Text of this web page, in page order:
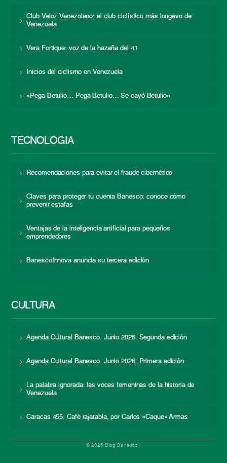
Club Veloz Venezolano: el club ciclístico más longevo de
Venezuela
Vera Fortique: voz de la hazaña del 41
Inicios del ciclismo en Venezuela
«Pega Betulio… Pega Betulio… Se cayó Betulio»
TECNOLOGÍA
Recomendaciones para evitar el fraude cibernético
Claves para proteger tu cuenta Banesco: conoce cómo
prevenir estafas
Ventajas de la inteligencia artificial para pequeños
emprendedores
BanescoInnova anuncia su tercera edición
CULTURA
Agenda Cultural Banesco. Junio 2026. Segunda edición
Agenda Cultural Banesco. Junio 2026. Primera edición
La palabra ignorada: las voces femeninas de la historia de
Venezuela
Caracas 455: Café rajatabla, por Carlos «Caque» Armas
© 2026 Blog Banesco |